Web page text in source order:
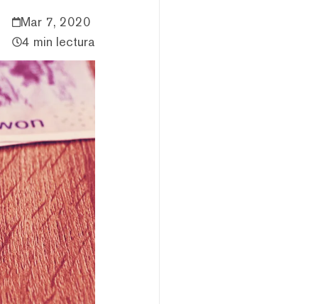
Mar 7, 2020
4 min lectura